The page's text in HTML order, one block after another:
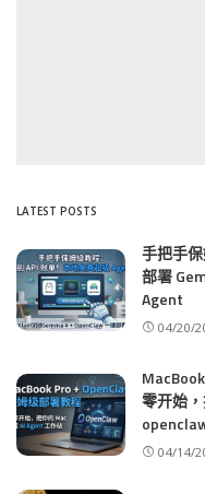
LATEST POSTS
手把手
部署
Agent
04/20/
零开始
04/14/